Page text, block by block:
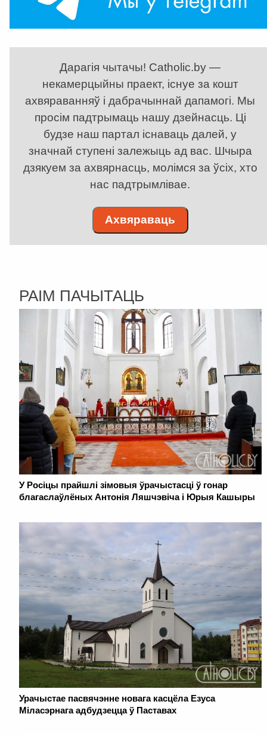
Дарагія чытачы! Catholic.by —
некамерцыйны праект, існуе за кошт
ахвяраванняў і дабрачыннай дапамогі. Мы
просім падтрымаць нашу дзейнасць. Ці
будзе наш партал існаваць далей, у
значнай ступені залежыць ад вас. Шчыра
дзякуем за ахвярнасць, молімся за ўсіх, хто
нас падтрымлівае.
Ахвяраваць
РАІМ ПАЧЫТАЦЬ
У Росіцы прайшлі зімовыя ўрачыстасці ў гонар
благаслаўлёных Антонія Ляшчэвіча і Юрыя Кашыры
Урачыстае пасвячэнне новага касцёла Езуса
Міласэрнага адбудзецца ў Паставах